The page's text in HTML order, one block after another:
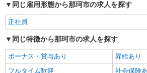
同じ雇用形態から那珂市の求人を探す
正社員
同じ特徴から那珂市の求人を探す
ボーナス・賞与あり
昇給あり
フルタイム歓迎
社会保険